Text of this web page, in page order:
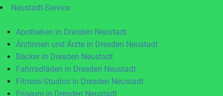
Neustadt-Service
Apotheken in Dresden Neustadt
Ärztinnen und Ärzte in Dresden Neustadt
Bäcker in Dresden Neustadt
Fahrradläden in Dresden Neustadt
Fitness-Studios in Dresden Neustadt
Friseure in Dresden Neustadt